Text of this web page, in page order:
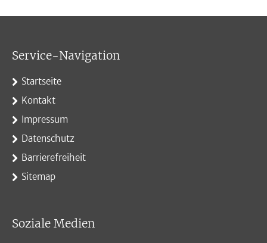
Service-Navigation
Startseite
Kontakt
Impressum
Datenschutz
Barrierefreiheit
Sitemap
Soziale Medien